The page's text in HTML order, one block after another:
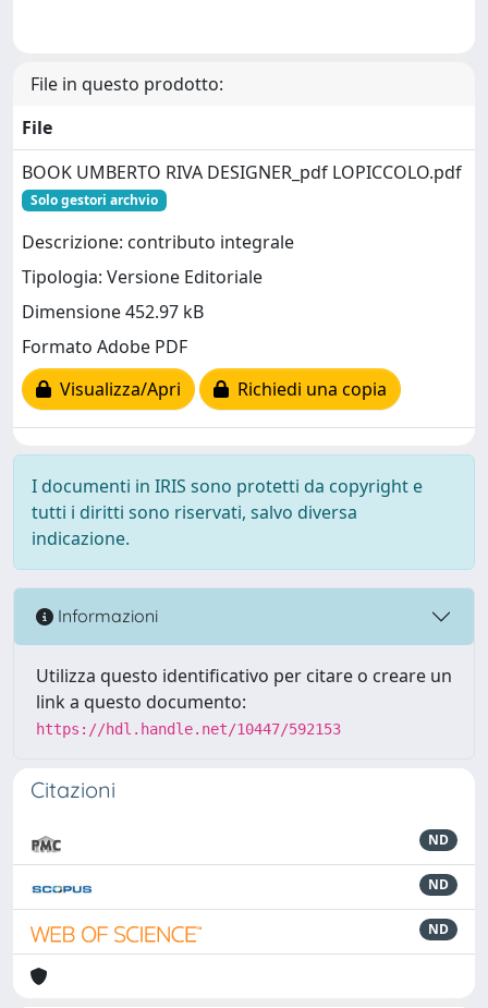
File in questo prodotto:
File
BOOK UMBERTO RIVA DESIGNER_pdf LOPICCOLO.pdf
Solo gestori archvio
Descrizione: contributo integrale
Tipologia: Versione Editoriale
Dimensione 452.97 kB
Formato Adobe PDF
Visualizza/Apri
Richiedi una copia
I documenti in IRIS sono protetti da copyright e
tutti i diritti sono riservati, salvo diversa
indicazione.
Informazioni
Utilizza questo identificativo per citare o creare un
link a questo documento:
https://hdl.handle.net/10447/592153
Citazioni
ND
ND
ND